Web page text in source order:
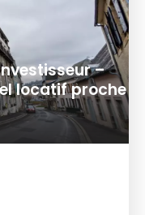
–
locatif proche